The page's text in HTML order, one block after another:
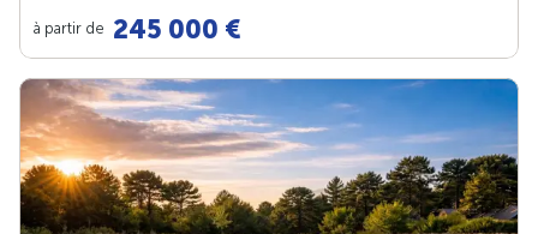
à partir de 245 000 €